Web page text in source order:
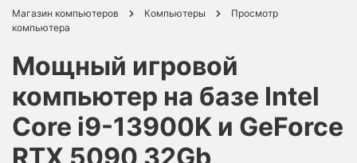
Магазин компьютеров Компьютеры
Просмотр
компьютера
Мощный игровой
компьютер на базе Intel
Core i9-13900K и GeForce